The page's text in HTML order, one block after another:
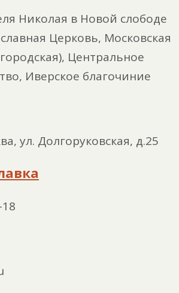
Николая в Новой слободе
Церковь, Московская
Центральное
Иверское благочиние
ул. Долгоруковская, д.25